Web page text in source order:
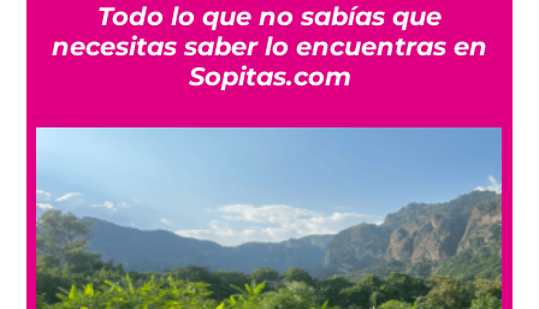
Todo lo que no sabías que
necesitas saber lo encuentras en
Sopitas.com